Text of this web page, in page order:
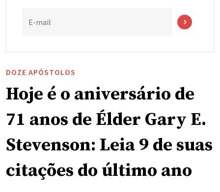
E-mail
DOZE APÓSTOLOS
Hoje é o aniversário de
71 anos de Élder Gary E.
Stevenson: Leia 9 de suas
citações do último ano